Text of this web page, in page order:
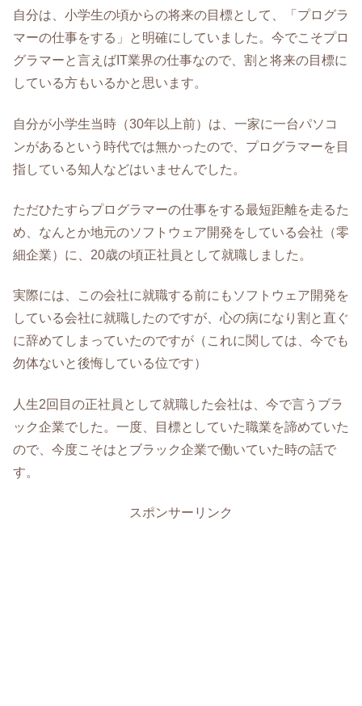
自分は、小学生の頃からの将来の目標として、「プログラ
マーの仕事をする」と明確にしていました。今でこそプロ
グラマーと言えばIT業界の仕事なので、割と将来の目標に
している方もいるかと思います。
自分が小学生当時（30年以上前）は、一家に一台パソコ
ンがあるという時代では無かったので、プログラマーを目
指している知人などはいませんでした。
ただひたすらプログラマーの仕事をする最短距離を走るた
め、なんとか地元のソフトウェア開発をしている会社（零
細企業）に、20歳の頃正社員として就職しました。
実際には、この会社に就職する前にもソフトウェア開発を
している会社に就職したのですが、心の病になり割と直ぐ
に辞めてしまっていたのですが（これに関しては、今でも
勿体ないと後悔している位です）
人生2回目の正社員として就職した会社は、今で言うブラ
ック企業でした。一度、目標としていた職業を諦めていた
ので、今度こそはとブラック企業で働いていた時の話で
す。
スポンサーリンク